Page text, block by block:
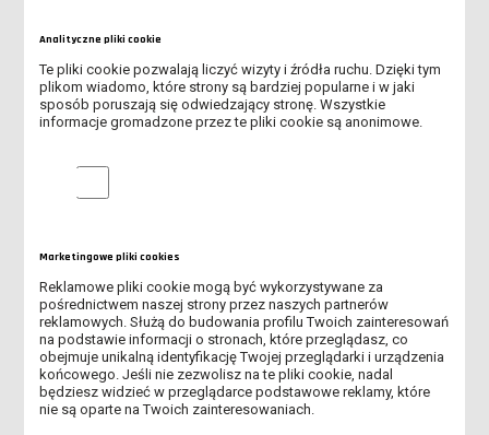
LEGIA AKADEMICKA 2026
ZIMOWA SESJA POPRAWKOWA
KURS SĘDZIEGO PIŁKI NOŻNEJ
KSZTAŁCENIA
SZKOLENIE BHP - DODATKOWE
ZAŚWIADCZENIE O NIEKARALNOŚCI
SPOTKANIA ORGANIZACYJNE DLA STUDENTÓW 1 ROKU W IZKF
Analityczne pliki cookie
Te pliki cookie pozwalają liczyć wizyty i źródła ruchu. Dzięki tym
plikom wiadomo, które strony są bardziej popularne i w jaki
sposób poruszają się odwiedzający stronę. Wszystkie
informacje gromadzone przez te pliki cookie są anonimowe.
Analityczne pliki cookie
Marketingowe pliki cookies
Reklamowe pliki cookie mogą być wykorzystywane za
pośrednictwem naszej strony przez naszych partnerów
reklamowych. Służą do budowania profilu Twoich zainteresowań
na podstawie informacji o stronach, które przeglądasz, co
obejmuje unikalną identyfikację Twojej przeglądarki i urządzenia
końcowego. Jeśli nie zezwolisz na te pliki cookie, nadal
będziesz widzieć w przeglądarce podstawowe reklamy, które
nie są oparte na Twoich zainteresowaniach.